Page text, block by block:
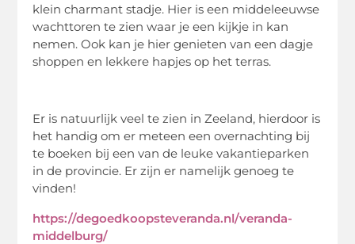
klein charmant stadje. Hier is een middeleeuwse
wachttoren te zien waar je een kijkje in kan
nemen. Ook kan je hier genieten van een dagje
shoppen en lekkere hapjes op het terras.
Er is natuurlijk veel te zien in Zeeland, hierdoor is
het handig om er meteen een overnachting bij
te boeken bij een van de leuke vakantieparken
in de provincie. Er zijn er namelijk genoeg te
vinden!
https://degoedkoopsteveranda.nl/veranda-
middelburg/